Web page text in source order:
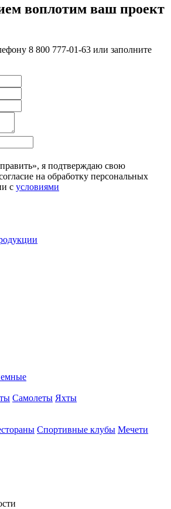
воплотим ваш проект
8 800 777-01-63 или заполните
я подтверждаю свою
на обработку персональных
с условиями
Самолеты Яхты
Спортивные клубы Мечети